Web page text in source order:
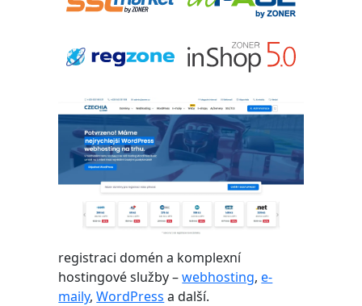
registraci domén a komplexní
hostingové služby –webhosting,e-
maily,WordPress a další.